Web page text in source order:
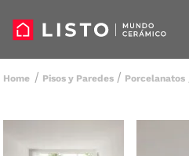
Pisos y Paredes Porcelanatos